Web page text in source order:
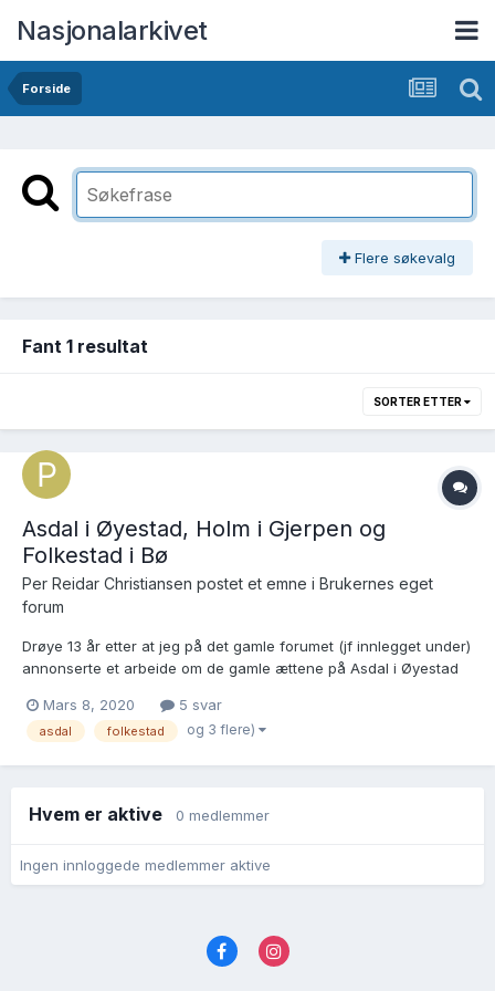
Nasjonalarkivet
Forside
Flere søkevalg
Fant 1 resultat
SORTER ETTER
Asdal i Øyestad, Holm i Gjerpen og
Folkestad i Bø
Per Reidar Christiansen postet et emne i Brukernes eget
forum
Drøye 13 år etter at jeg på det gamle forumet (jf innlegget under)
annonserte et arbeide om de gamle ættene på Asdal i Øyestad
nevner det for de som ikke har sett siste nummer av Norsk
Slektshistorisk Tidsskrift (bind 46, s 3–83), som b...
Mars 8, 2020 5 svar
asdal folkestad og 3 flere)
Hvem er aktive 0 medlemmer
Ingen innloggede medlemmer aktive